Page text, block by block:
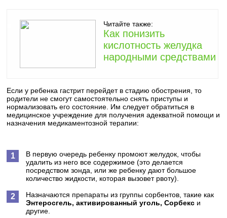
Читайте также:
Как понизить
кислотность желудка
народными средствами
Если у ребенка гастрит перейдет в стадию обострения, то
родители не смогут самостоятельно снять приступы и
нормализовать его состояние. Им следует обратиться в
медицинское учреждение для получения адекватной помощи и
назначения медикаментозной терапии:
В первую очередь ребенку промоют желудок, чтобы
удалить из него все содержимое (это делается
посредством зонда, или же ребенку дают большое
количество жидкости, которая вызовет рвоту).
Назначаются препараты из группы сорбентов, такие как
Энтеросгель, активированный уголь, Сорбекс и
другие.